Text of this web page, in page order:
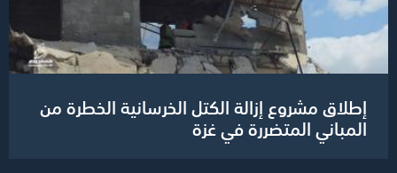
إطلاق مشروع إزالة الكتل الخرسانية الخطرة من
المباني المتضررة في غزة